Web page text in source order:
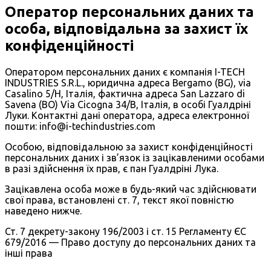
Оператор персональних даних та
особа, відповідальна за захист їх
конфіденційності
Оператором персональних даних є компанія I-TECH
INDUSTRIES S.R.L., юридична адреса Bergamo (BG), via
Casalino 5/H, Італія, фактична адреса San Lazzaro di
Savena (BO) Via Cicogna 34/B, Італія, в особі Гуалдріні
Луки. Контактні дані оператора, адреса електронної
пошти: info@i-techindustries.com
Особою, відповідальною за захист конфіденційності
персональних даних і зв’язок із зацікавленими особами
в разі здійснення їх прав, є пан Гуалдріні Лука.
Зацікавлена особа може в будь-який час здійснювати
свої права, встановлені ст. 7, текст якої повністю
наведено нижче.
Ст. 7 декрету-закону 196/2003 і ст. 15 Регламенту ЄС
679/2016 — Право доступу до персональних даних та
інші права